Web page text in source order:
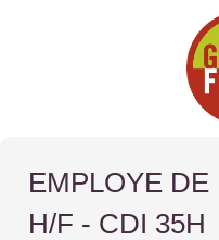
EMPLOYE DE
H/F - CDI 35H